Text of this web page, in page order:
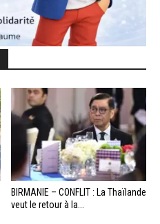
BIRMANIE – CONFLIT : La Thaïlande
veut le retour à la...